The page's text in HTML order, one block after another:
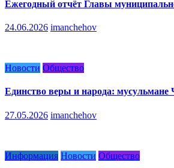
Ежегодный отчёт Главы
24.06.2026 imanchehov
Новости Общество
Единство веры и народа: мусульмане
27.05.2026 imanchehov
Информация Новости Общество